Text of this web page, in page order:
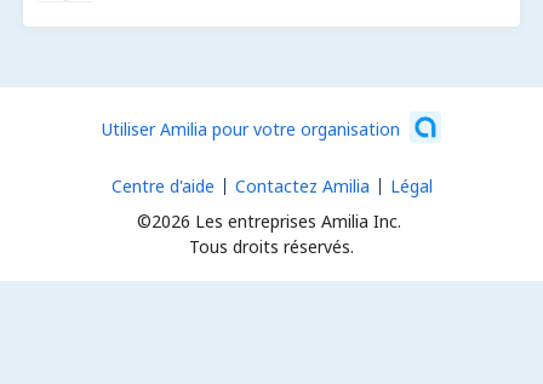
Utiliser Amilia pour votre organisation
©2026 Les entreprises Amilia Inc.
Tous droits réservés.
Centre d'aide Contactez Amilia Légal